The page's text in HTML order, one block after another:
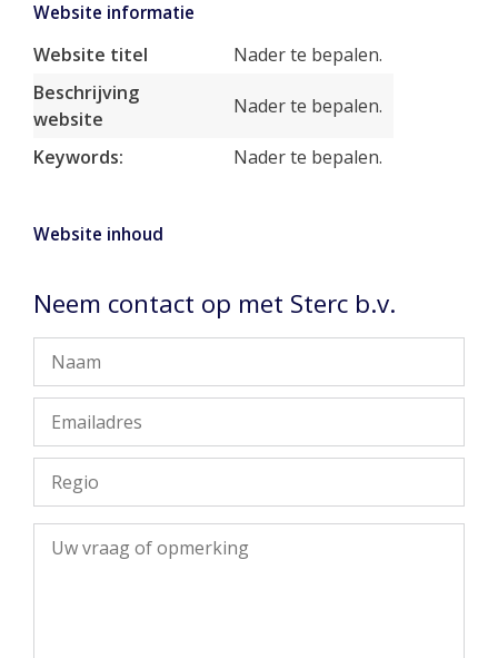
Website informatie
Website titel
Nader te bepalen.
Beschrijving
website
Nader te bepalen.
Keywords: Nader te bepalen.
Website inhoud
Neem contact op met Sterc b.v.